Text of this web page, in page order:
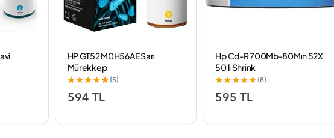
HP GT52 M0H56AE Sarı
Mürekkep
(5)
594 TL
Hp Cd-R 700Mb-80Mın 52X
50 li Shrink
(6)
595 TL